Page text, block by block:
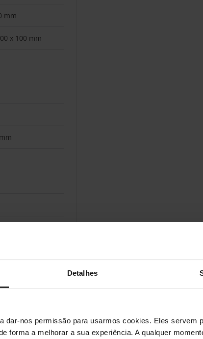
Detalhes
dar-nos permissão para usarmos cookies. Eles servem
forma a melhorar a sua experiência. A qualquer
mm
x 100 mm